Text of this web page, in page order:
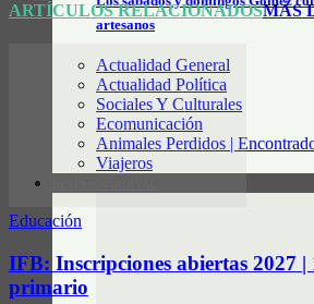
artesanos
Actualidad General
Actualidad Política
Sociales Y Culturales
Ecomunicación
Animales Perdidos |
Viajeros
ARTÍCULOS RELACIONADOSMÁS
Educación
IFB: Inscripciones abiertas 2027 |
primario